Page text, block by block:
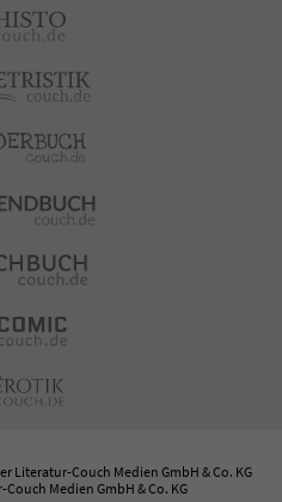
Literatur-Couch Medien GmbH & Co. KG
Medien GmbH & Co. KG